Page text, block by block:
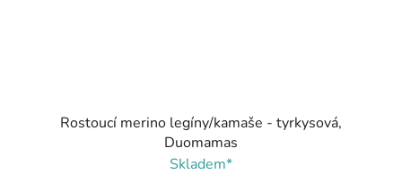
Rostoucí merino legíny/kamaše - tyrkysová,
Duomamas
Skladem*